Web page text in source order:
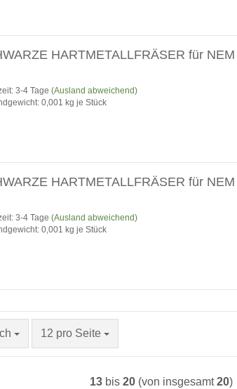
HARTMETALLFRÄSER für NEM
3-4 Tage (Ausland abweichend)
0,001 kg je Stück
HARTMETALLFRÄSER für NEM
3-4 Tage (Ausland abweichend)
0,001 kg je Stück
12 pro Seite
pro Seite
13bis 20(von insgesamt20)